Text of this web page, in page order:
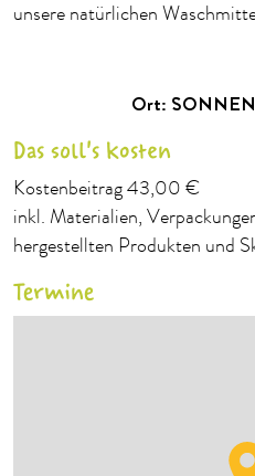
unsere natürlichen
Ort:
Das soll's kosten
Kostenbeitrag 43,00 €
inkl. Materialien,
hergestellten Produkten und
Termine